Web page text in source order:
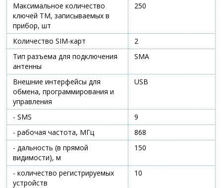
Максимальное количество
ключей ТМ, записываемых в
прибор, шт
250
Количество SIM-карт
2
Тип разъема для подключения
антенны
SMA
Внешние интерфейсы для
обмена, программирования и
управления
USB
- SMS
9
- рабочая частота, МГц
868
- дальность (в прямой
видимости), м
150
- количество регистрируемых
устройств
10